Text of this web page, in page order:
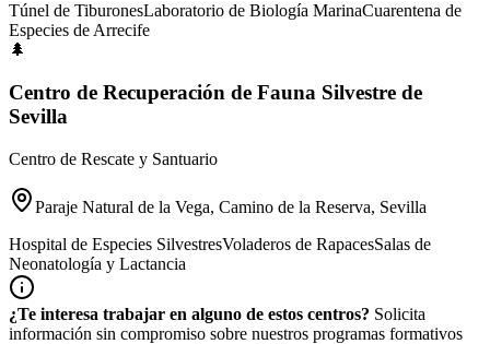
Túnel de TiburonesLaboratorio de Biología MarinaCuarentena de
Especies de Arrecife
🌲
Centro de Recuperación de Fauna Silvestre de
Sevilla
Centro de Rescate y Santuario
Paraje Natural de la Vega, Camino de la Reserva, Sevilla
Hospital de Especies SilvestresVoladeros de RapacesSalas de
Neonatología y Lactancia
¿Te interesa trabajar en alguno de estos centros? Solicita
información sin compromiso sobre nuestros programas formativos